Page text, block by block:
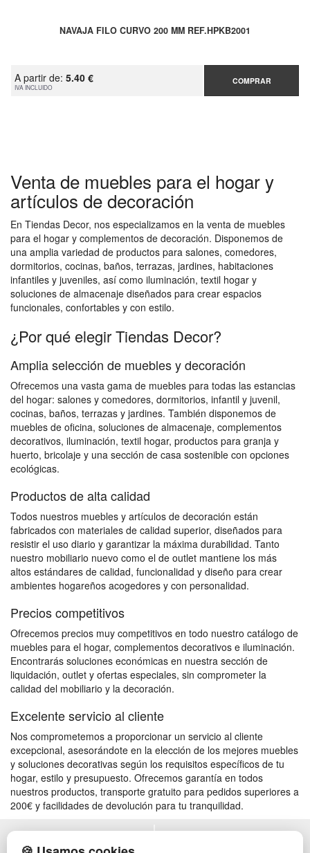
NAVAJA FILO CURVO 200 MM REF.HPKB2001
A partir de: 5.40 €
IVA INCLUIDO
COMPRAR
Venta de muebles para el hogar y
artículos de decoración
En Tiendas Decor, nos especializamos en la venta de muebles
para el hogar y complementos de decoración. Disponemos de
una amplia variedad de productos para salones, comedores,
dormitorios, cocinas, baños, terrazas, jardines, habitaciones
infantiles y juveniles, así como iluminación, textil hogar y
soluciones de almacenaje diseñados para crear espacios
funcionales, confortables y con estilo.
¿Por qué elegir Tiendas Decor?
Amplia selección de muebles y decoración
Ofrecemos una vasta gama de muebles para todas las estancias
del hogar: salones y comedores, dormitorios, infantil y juvenil,
cocinas, baños, terrazas y jardines. También disponemos de
muebles de oficina, soluciones de almacenaje, complementos
decorativos, iluminación, textil hogar, productos para granja y
huerto, bricolaje y una sección de casa sostenible con opciones
ecológicas.
Productos de alta calidad
Todos nuestros muebles y artículos de decoración están
fabricados con materiales de calidad superior, diseñados para
resistir el uso diario y garantizar la máxima durabilidad. Tanto
nuestro mobiliario nuevo como el de outlet mantiene los más
altos estándares de calidad, funcionalidad y diseño para crear
ambientes hogareños acogedores y con personalidad.
Precios competitivos
Ofrecemos precios muy competitivos en todo nuestro catálogo de
muebles para el hogar, complementos decorativos e iluminación.
Encontrarás soluciones económicas en nuestra sección de
liquidación, outlet y ofertas especiales, sin comprometer la
calidad del mobiliario y la decoración.
Excelente servicio al cliente
Nos comprometemos a proporcionar un servicio al cliente
excepcional, asesorándote en la elección de los mejores muebles
y soluciones decorativas según los requisitos específicos de tu
hogar, estilo y presupuesto. Ofrecemos garantía en todos
nuestros productos, transporte gratuito para pedidos superiores a
200€ y facilidades de devolución para tu tranquilidad.
POLÍTICA DE PRIVACIDAD